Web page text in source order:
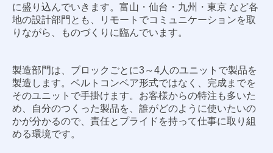
に盛り込んでいきます。富山・仙台・九州・東京 など各
地の設計部門とも、リモートでコミュニケーションを取
りながら、ものづくりに臨んでいます。
製造部門は、ブロックごとに3～4人のユニットで製品を
製造します。ベルトコンベア形式ではなく、完成までを
そのユニットで手掛けます。お客様からの特注も多いた
め、自分のつくった製品を、誰がどのように使いたいの
かが分かるので、責任とプライドを持って仕事に取り組
める環境です。